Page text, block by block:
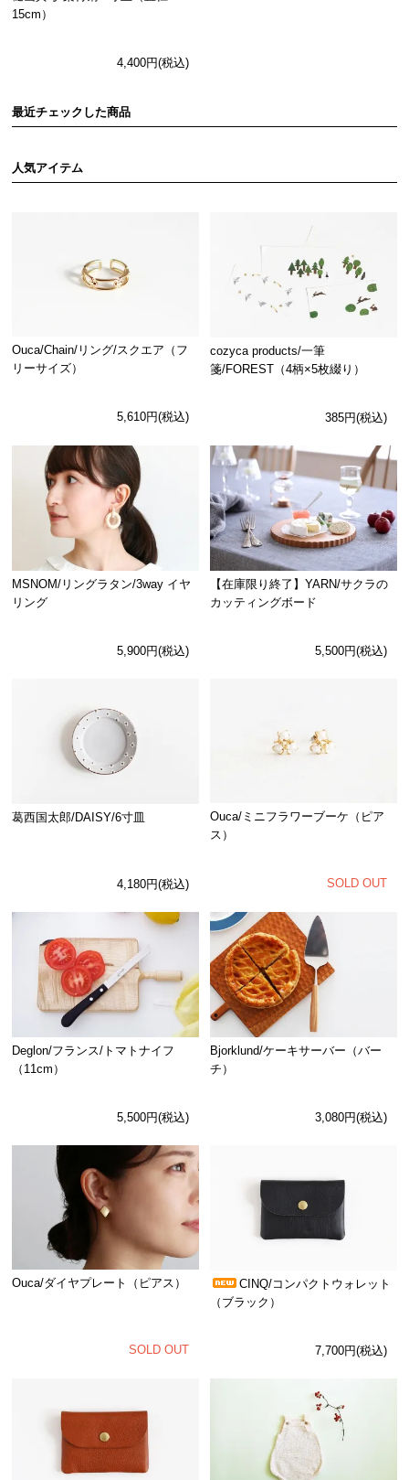
15cm）
4,400円(税込)
最近チェックした商品
人気アイテム
Ouca/Chain/リング/スクエア（フ
リーサイズ）
5,610円(税込)
cozyca products/一筆
箋/FOREST（4柄×5枚綴り）
385円(税込)
MSNOM/リングラタン/3way イヤ
リング
5,900円(税込)
【在庫限り終了】YARN/サクラの
カッティングボード
5,500円(税込)
葛西国太郎/DAISY/6寸皿
4,180円(税込)
Ouca/ミニフラワーブーケ（ピア
ス）
SOLD OUT
Deglon/フランス/トマトナイフ
（11cm）
5,500円(税込)
Bjorklund/ケーキサーバー（バー
チ）
3,080円(税込)
Ouca/ダイヤプレート（ピアス）
SOLD OUT
CINQ/コンパクトウォレット
（ブラック）
7,700円(税込)